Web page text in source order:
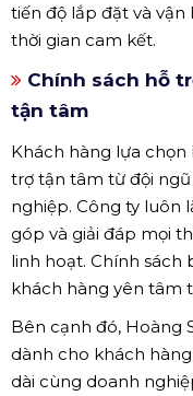
tiến độ lắp đặt và
thời gian cam kết.
Chính sách hỗ
tận tâm
Khách hàng lựa chọn
trợ tận tâm từ đội
nghiệp. Công ty luôn
góp và giải đáp mọi
linh hoạt. Chính sách
khách hàng yên tâm
Bên cạnh đó, Hoàng
dành cho khách
dài cùng doanh